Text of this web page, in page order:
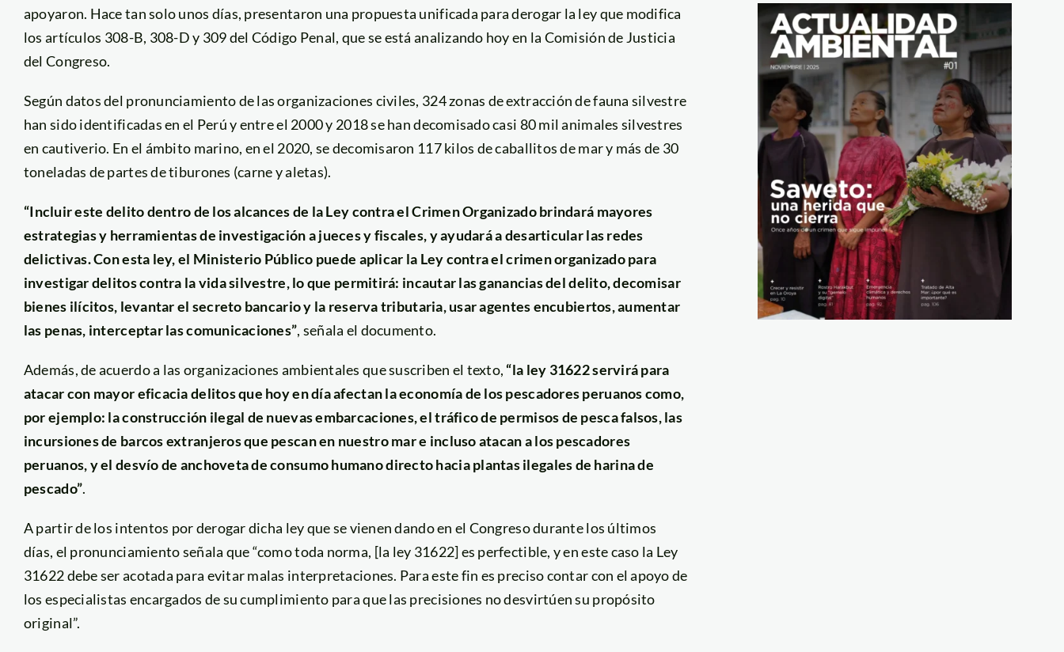
apoyaron. Hace tan solo unos días, presentaron una propuesta unificada para derogar la ley que modifica
los artículos 308-B, 308-D y 309 del Código Penal, que se está analizando hoy en la Comisión de Justicia
del Congreso.
Según datos del pronunciamiento de las organizaciones civiles, 324 zonas de extracción de fauna silvestre
han sido identificadas en el Perú y entre el 2000 y 2018 se han decomisado casi 80 mil animales silvestres
en cautiverio. En el ámbito marino, en el 2020, se decomisaron 117 kilos de caballitos de mar y más de 30
toneladas de partes de tiburones (carne y aletas).
“Incluir este delito dentro de los alcances de la Ley contra el Crimen Organizado brindará mayores
estrategias y herramientas de investigación a jueces y fiscales, y ayudará a desarticular las redes
delictivas. Con esta ley, el Ministerio Público puede aplicar la Ley contra el crimen organizado para
investigar delitos contra la vida silvestre, lo que permitirá: incautar las ganancias del delito, decomisar
bienes ilícitos, levantar el secreto bancario y la reserva tributaria, usar agentes encubiertos, aumentar
las penas, interceptar las comunicaciones”, señala el documento.
Además, de acuerdo a las organizaciones ambientales que suscriben el texto, “la ley 31622 servirá para
atacar con mayor eficacia delitos que hoy en día afectan la economía de los pescadores peruanos como,
por ejemplo: la construcción ilegal de nuevas embarcaciones, el tráfico de permisos de pesca falsos, las
incursiones de barcos extranjeros que pescan en nuestro mar e incluso atacan a los pescadores
peruanos, y el desvío de anchoveta de consumo humano directo hacia plantas ilegales de harina de
pescado”.
A partir de los intentos por derogar dicha ley que se vienen dando en el Congreso durante los últimos
días, el pronunciamiento señala que “como toda norma, [la ley 31622] es perfectible, y en este caso la Ley
31622 debe ser acotada para evitar malas interpretaciones. Para este fin es preciso contar con el apoyo de
los especialistas encargados de su cumplimiento para que las precisiones no desvirtúen su propósito
original”.